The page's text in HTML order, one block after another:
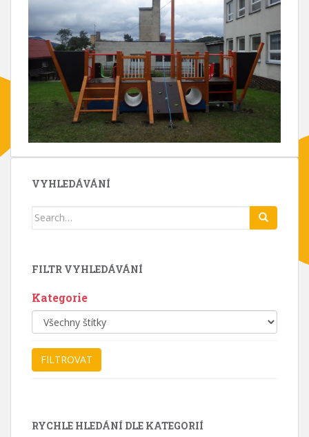
VYHLEDÁVÁNÍ
Search
FILTR VYHLEDÁVÁNÍ
Kategorie
RYCHLE HLEDÁNÍ DLE KATEGORIÍ